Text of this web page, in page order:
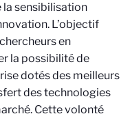
la sensibilisation
L’objectif
en
la possibilité de
dotés des meilleurs
des technologies
Cette volonté